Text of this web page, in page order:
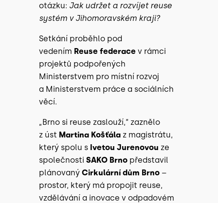
otázku: Jak udržet a rozvíjet reuse
systém v Jihomoravském kraji?
Setkání proběhlo pod
vedením Reuse federacev rámci
projektů podpořených
Ministerstvem pro místní rozvoj
a Ministerstvem práce a sociálních
věcí.
„Brno si reuse zaslouží,“ zaznělo
z úst Martina Košťálaz magistrátu,
který spolu s Ivetou Jurenovou ze
společnosti SAKO Brnopředstavil
plánovaný Cirkulární dům Brno–
prostor, který má propojit reuse,
vzdělávání a inovace v odpadovém